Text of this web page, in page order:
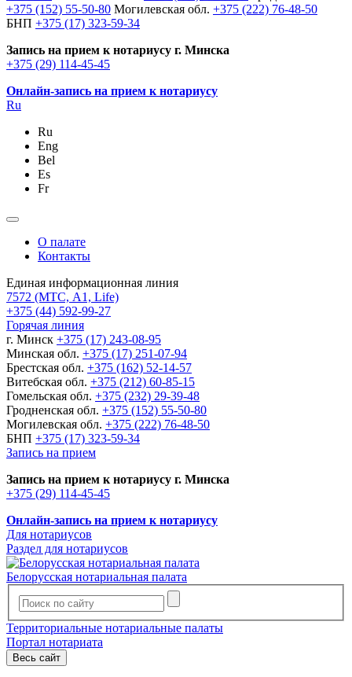
+375 (152) 55-50-80 Могилевская обл. +375 (222) 76-48-50
БНП +375 (17) 323-59-34
Запись на прием к нотариусу г. Минска
+375 (29) 114-45-45
Онлайн-запись на прием к нотариусу
Ru
Ru
Eng
Bel
Es
Fr
О палате
Контакты
Единая информационная линия
7572 (МТС, A1, Life)
+375 (44) 592-99-27
Горячая линия
г. Минск +375 (17) 243-08-95
Минская обл. +375 (17) 251-07-94
Брестская обл. +375 (162) 52-14-57
Витебская обл. +375 (212) 60-85-15
Гомельская обл. +375 (232) 29-39-48
Гродненская обл. +375 (152) 55-50-80
Могилевская обл. +375 (222) 76-48-50
БНП +375 (17) 323-59-34
Запись на прием
Запись на прием к нотариусу г. Минска
+375 (29) 114-45-45
Онлайн-запись на прием к нотариусу
Для нотариусов
Раздел для нотариусов
Белорусская нотариальная палата
Территориальные нотариальные палаты
Портал нотариата
Весь сайт